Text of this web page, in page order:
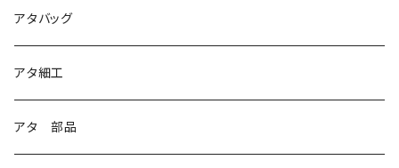
1
2
3
アタバッグ
アタ細工
アタ 部品